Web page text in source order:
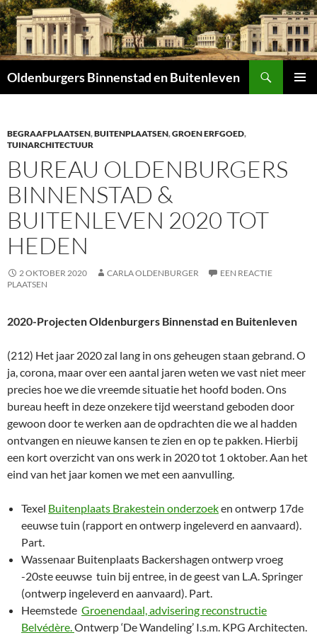
Oldenburgers Binnenstad en Buitenleven
BEGRAAFPLAATSEN,BUITENPLAATSEN,GROEN ERFGOED,
TUINARCHITECTUUR
BUREAU OLDENBURGERS
BINNENSTAD &
BUITENLEVEN 2020 TOT
HEDEN
2 OKTOBER 2020 CARLA OLDENBURGER
EEN REACTIE
PLAATSEN
2020-Projecten Oldenburgers Binnenstad en Buitenleven
(212) Het jaar 2020 zal lang in ons geheugen staan gebrand. O
ja, corona, maar over een aantal jaren weten we vast niet meer
precies hoe we die vreemde situatie het hoofd boden. Ons
bureau heeft in deze onzekere tijd weerstand geboden door
gewoon door te werken aan de opdrachten die we al hadden
ontvangen en nieuwe kansen te zien en op te pakken. Hierbij
een kort overzicht van ons werk in 2020 tot 1 oktober. Aan het
eind van het jaar komen we met een aanvulling.
Texel Buitenplaats Brakestein onderzoeken ontwerp 17de
eeuwse tuin (rapport en ontwerp ingeleverd en aanvaard).
Part.
Wassenaar Buitenplaats Backershagen ontwerp vroeg
-20ste eeuwse tuin bij entree, in de geest van L.A. Springer
(ontwerp ingeleverd en aanvaard). Part.
Heemstede Groenendaal, advisering reconstructie
Belvédère.Ontwerp ‘De Wandeling’ I.s.m. KPG Architecten.